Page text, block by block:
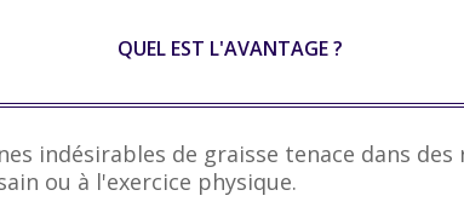
QUEL EST L'AVANTAGE ?
indésirables de graisse tenace dans
ou à l'exercice physique.